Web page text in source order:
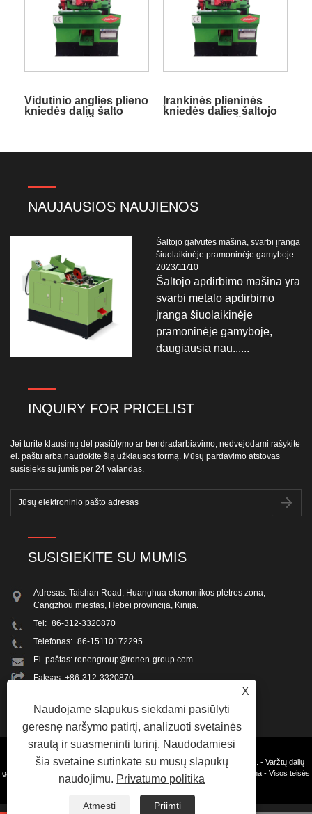
Vidutinio anglies plieno
kniedės dalių šalto
Įrankinės plieninės
kniedės dalies šaltojo
NAUJAUSIOS NAUJIENOS
Šaltojo galvutės mašina, svarbi įranga
šiuolaikinėje pramoninėje gamyboje
2023/11/10
Šaltojo apdirbimo mašina yra
svarbi metalo apdirbimo
įranga šiuolaikinėje
pramoninėje gamyboje,
daugiausia nau......
INQUIRY FOR PRICELIST
Jei turite klausimų dėl pasiūlymo ar bendradarbiavimo, nedvejodami rašykite
el. paštu arba naudokite šią užklausos formą. Mūsų pardavimo atstovas
susisieks su jumis per 24 valandas.
SUSISIEKITE SU MUMIS
Adresas: Taishan Road, Huanghua ekonomikos plėtros zona,
Cangzhou miestas, Hebei provincija, Kinija.
Tel:+86-312-3320870
Telefonas:+86-15110172295
El. paštas:ronengroup@ronen-group.com
Faksas: +86-312-3320870
Autoriaus teisės © 2023 Beijing Ron-en Machinery and Integration Co.,Ltd. - Varžtų dalių
gamybos mašina, sraigtų gamybos mašina, tvirtinimo detalių sriegimo mašina - Visos teisės
saugomos. Nuorodos Sitemap RSS XML Privacy Policy
X
Naudojame slapukus siekdami pasiūlyti
geresnę naršymo patirtį, analizuoti svetainės
srautą ir suasmeninti turinį. Naudodamiesi
šia svetaine sutinkate su mūsų slapukų
naudojimu. Privatumo politika
Atmesti Priimti